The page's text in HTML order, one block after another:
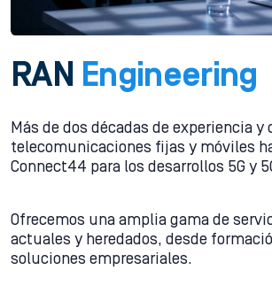
RAN Engineering
Más de dos décadas de experiencia
telecomunicaciones fijas y móviles
Connect44 para los desarrollos 5G y
Ofrecemos una amplia gama de
actuales y heredados, desde
soluciones empresariales.